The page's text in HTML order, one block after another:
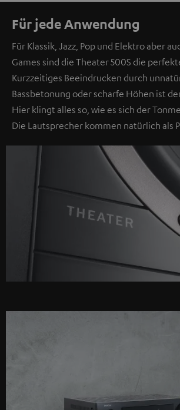
Für jede Anwendung
Für Klassik, Jazz, Pop und Elektro aber
Games sind die Theater 500S die
Kurzzeitiges Beeindrucken durch
Bassbetonung oder scharfe Höhen ist
Hier klingt alles so, wie es sich der
Die Lautsprecher kommen natürlich als